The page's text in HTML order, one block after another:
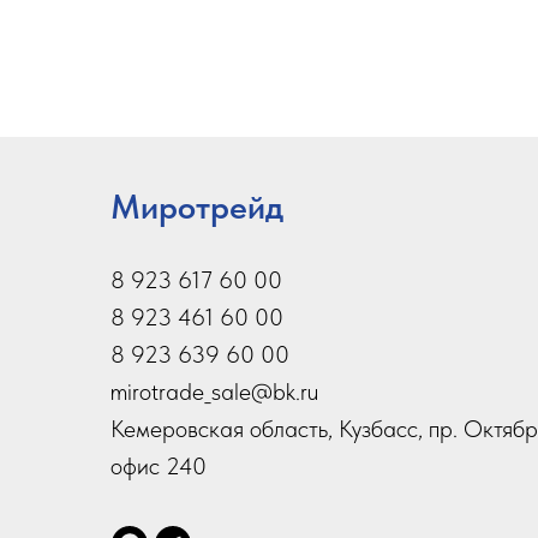
Миротрейд
8 923 617 60 00
8 923 461 60 00
8 923 639 60 00
mirotrade_sale@bk.ru
Кемеровская область, Кузбасс, пр.
офис 240